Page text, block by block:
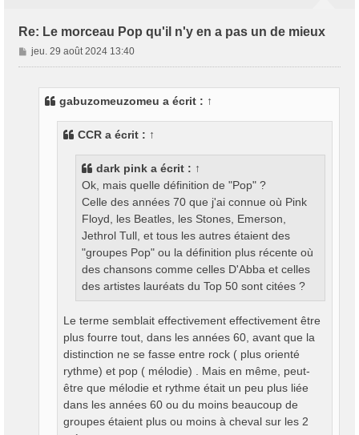
Re: Le morceau Pop qu'il n'y en a pas un de mieux
M
e
jeu. 29 août 2024 13:40
gabuzomeuzomeu a écrit : ↑
CCR a écrit : ↑
dark pink a écrit : ↑
Ok, mais quelle définition de "Pop" ?
Celle des années 70 que j'ai connue où Pink
Floyd, les Beatles, les Stones, Emerson,
Jethrol Tull, et tous les autres étaient des
"groupes Pop" ou la définition plus récente où
des chansons comme celles D'Abba et celles
des artistes lauréats du Top 50 sont citées ?
Le terme semblait effectivement effectivement être
plus fourre tout, dans les années 60, avant que la
distinction ne se fasse entre rock ( plus orienté
rythme) et pop ( mélodie) . Mais en même, peut-
être que mélodie et rythme était un peu plus liée
dans les années 60 ou du moins beaucoup de
groupes étaient plus ou moins à cheval sur les 2